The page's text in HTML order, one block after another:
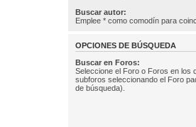
Buscar autor:
Emplee * como comodín para
OPCIONES DE BÚSQUEDA
Buscar en Foros:
Seleccione el Foro o Foros en los
subforos seleccionando el Foro
de búsqueda).